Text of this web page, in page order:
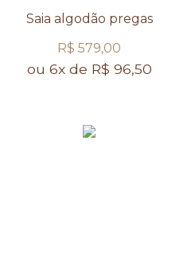
Saia algodão pregas
R$ 579,00
ou 6x de R$ 96,50